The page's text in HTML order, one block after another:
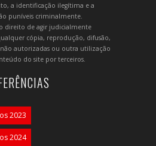
a identificação ilegítima e a
puníveis criminalmente.
o direito de agir judicialmente
cópia, reprodução, difusão,
autorizadas ou outra utilização
do site por terceiros.
2023
2024